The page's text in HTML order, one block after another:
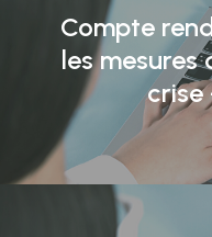
Compte
les mesures
crise